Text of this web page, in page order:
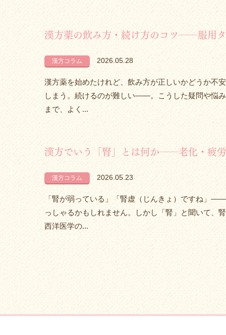
漢方薬の飲み方・続け方のコツ――服用
漢方コラム 2026.05.28
漢方薬を始めたけれど、飲み方が正しいかどうか不
しまう。続けるのが難しい——。こうした疑問や悩
まで、よく...
漢方でいう「腎」とは何か――老化・疲
漢方コラム 2026.05.23
「腎が弱っている」「腎虚（じんきょ）ですね」
っしゃるかもしれません。しかし「腎」と聞いて、
西洋医学の...